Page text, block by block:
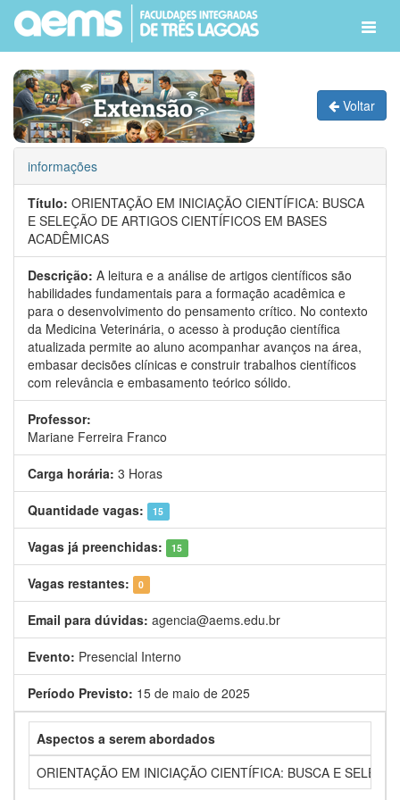
Voltar
informações
Título: ORIENTAÇÃO EM INICIAÇÃO CIENTÍFICA: BUSCA
E SELEÇÃO DE ARTIGOS CIENTÍFICOS EM BASES
ACADÊMICAS
Descrição: A leitura e a análise de artigos científicos são
habilidades fundamentais para a formação acadêmica e
para o desenvolvimento do pensamento crítico. No contexto
da Medicina Veterinária, o acesso à produção científica
atualizada permite ao aluno acompanhar avanços na área,
embasar decisões clínicas e construir trabalhos científicos
com relevância e embasamento teórico sólido.
Professor:
Mariane Ferreira Franco
Carga horária: 3 Horas
Quantidade vagas: 15
Vagas já preenchidas: 15
Vagas restantes: 0
Email para dúvidas: agencia@aems.edu.br
Evento: Presencial Interno
Período Previsto: 15 de maio de 2025
Aspectos a serem abordados
ORIENTAÇÃO EM INICIAÇÃO CIENTÍFICA: BUSCA E